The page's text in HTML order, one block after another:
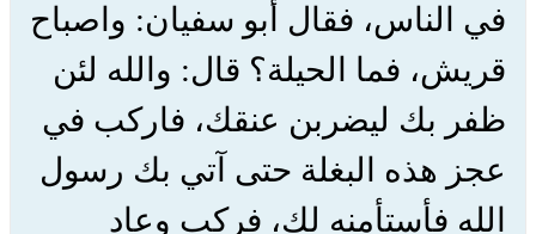
في الناس، فقال أبو سفيان: واصباح
قريش، فما الحيلة؟ قال: والله لئن
ظفر بك ليضربن عنقك، فاركب في
عجز هذه البغلة حتى آتي بك رسول
الله فأستأمنه لك، فركب وعاد